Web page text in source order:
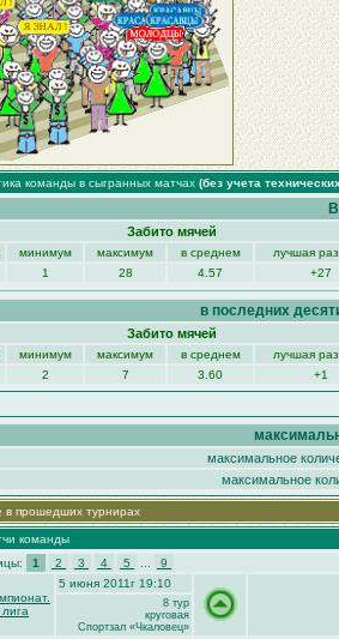
команды в сыгранных матчах (без учета
Забито мячей
минимум максимум в среднем
лучшая
1 28 4.57 +27
в последних
Забито мячей
минимум максимум в среднем
лучшая
2 7 3.60 +1
максимальное
максимальное
в прошедших турнирах
команды
1 2 3 4 5 9
5 июня 2011г 19:10
8 тур
круговая
Спортзал «Чкаловец»